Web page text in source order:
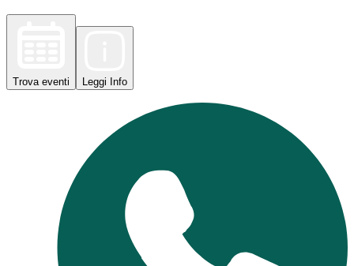
Trova eventi Leggi Info